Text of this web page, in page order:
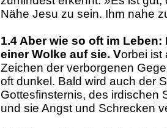
Nähe Jesu zu sein. Ihm nahe
1.4 Aber wie so oft im
einer Wolke auf sie. Vorbei ist
Zeichen der verborgenen
oft dunkel. Bald wird auch der
Gottesfinsternis, des irdischen
und sie Angst und Schrecken